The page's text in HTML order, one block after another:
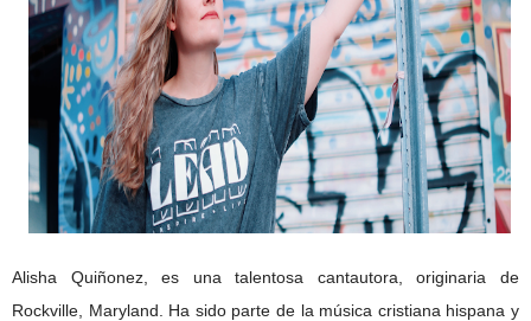
Alisha Quiñonez, es una talentosa cantautora, originaria de
Rockville, Maryland. Ha sido parte de la música cristiana hispana y